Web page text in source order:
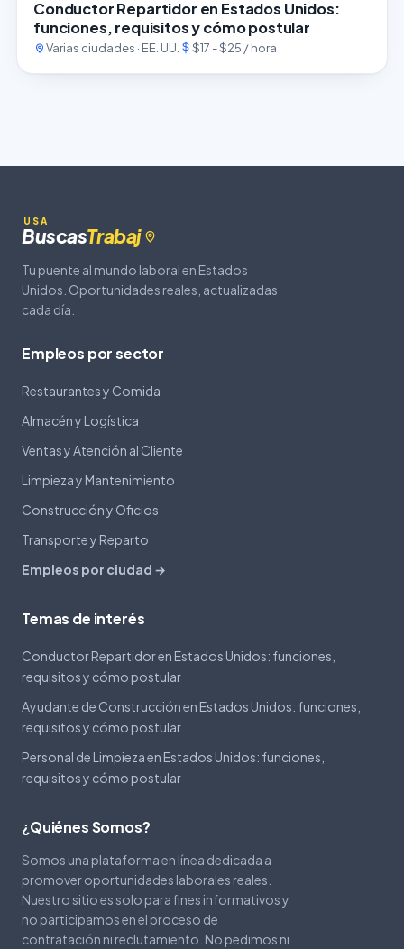
Conductor Repartidor en Estados Unidos:
funciones, requisitos y cómo postular
Varias ciudades · EE. UU. $17 - $25 / hora
USA
BuscasTrabaj
Tu puente al mundo laboral en Estados
Unidos. Oportunidades reales, actualizadas
cada día.
Empleos por sector
Restaurantes y Comida
Almacén y Logística
Ventas y Atención al Cliente
Limpieza y Mantenimiento
Construcción y Oficios
Transporte y Reparto
Empleos por ciudad →
Temas de interés
Conductor Repartidor en Estados Unidos: funciones,
requisitos y cómo postular
Ayudante de Construcción en Estados Unidos: funciones,
requisitos y cómo postular
Personal de Limpieza en Estados Unidos: funciones,
requisitos y cómo postular
¿Quiénes Somos?
Somos una plataforma en línea dedicada a
promover oportunidades laborales reales.
Nuestro sitio es solo para fines informativos y
no participamos en el proceso de
contratación ni reclutamiento. No pedimos ni